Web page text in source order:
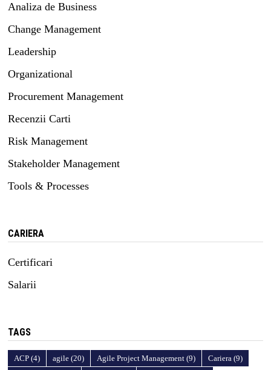
Analiza de Business
Change Management
Leadership
Organizational
Procurement Management
Recenzii Carti
Risk Management
Stakeholder Management
Tools & Processes
CARIERA
Certificari
Salarii
TAGS
ACP(4) agile(20) Agile Project Management(9) Cariera(9)